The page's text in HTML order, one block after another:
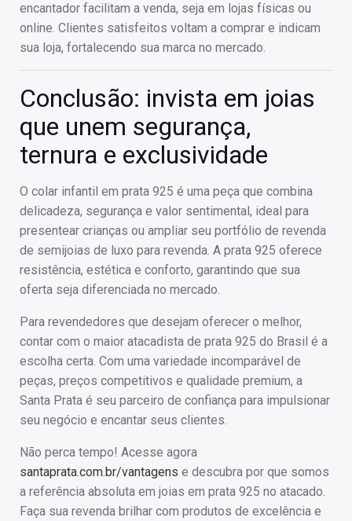
encantador facilitam a venda, seja em lojas físicas ou
online. Clientes satisfeitos voltam a comprar e indicam
sua loja, fortalecendo sua marca no mercado.
Conclusão: invista em joias
que unem segurança,
ternura e exclusividade
O colar infantil em prata 925 é uma peça que combina
delicadeza, segurança e valor sentimental, ideal para
presentear crianças ou ampliar seu portfólio de revenda
de semijoias de luxo para revenda. A prata 925 oferece
resistência, estética e conforto, garantindo que sua
oferta seja diferenciada no mercado.
Para revendedores que desejam oferecer o melhor,
contar com o maior atacadista de prata 925 do Brasil é a
escolha certa. Com uma variedade incomparável de
peças, preços competitivos e qualidade premium, a
Santa Prata é seu parceiro de confiança para impulsionar
seu negócio e encantar seus clientes.
Não perca tempo! Acesse agora
santaprata.com.br/vantagens e descubra por que somos
a referência absoluta em joias em prata 925 no atacado.
Faça sua revenda brilhar com produtos de excelência e